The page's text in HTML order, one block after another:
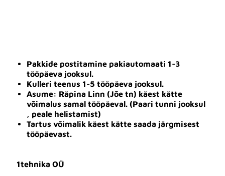
Pakkide postitamine pakiautomaati 1-3
tööpäeva jooksul.
Kulleri teenus 1-5 tööpäeva jooksul.
Asume: Räpina Linn (Jõe tn) käest kätte
võimalus samal tööpäeval. (Paari tunni jooksul
, peale helistamist)
Tartus võimalik käest kätte saada järgmisest
tööpäevast.
1tehnika OÜ